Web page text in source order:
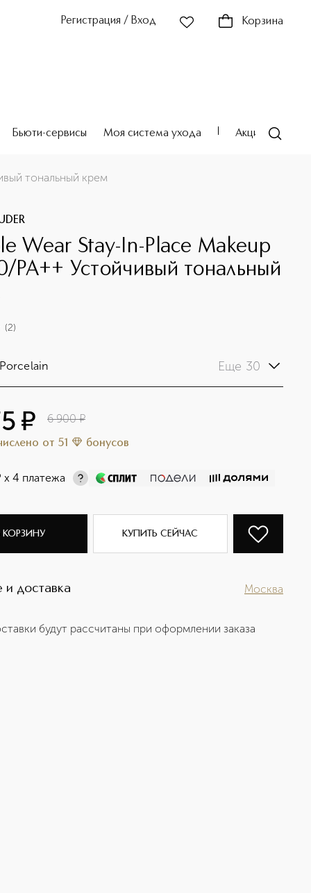
Регистрация / Вход Корзина
Бьюти-сервисы Моя система ухода Акции
тональный крем
Wear Stay-In-Place Makeup
PA++ Устойчивый тональный
(2)
Еще 30
¤ 6 900 ¤
от 51 бонусов
х 4 платежа
КОРЗИНУ КУПИТЬ СЕЙЧАС
и доставка Москва
будут рассчитаны при оформлении заказа